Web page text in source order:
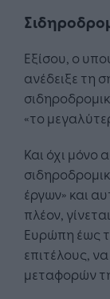
Εξίσου, ο
ανέδειξε τη
«το
Και όχι μόνο
έργων» και
πλέον,
Ευρώπη έως
επιτέλους,
μεταφορών